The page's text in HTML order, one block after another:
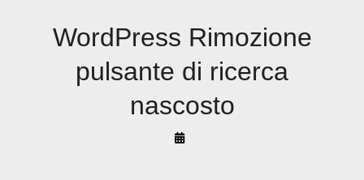
WordPress Rimozione
pulsante di ricerca
nascosto
By